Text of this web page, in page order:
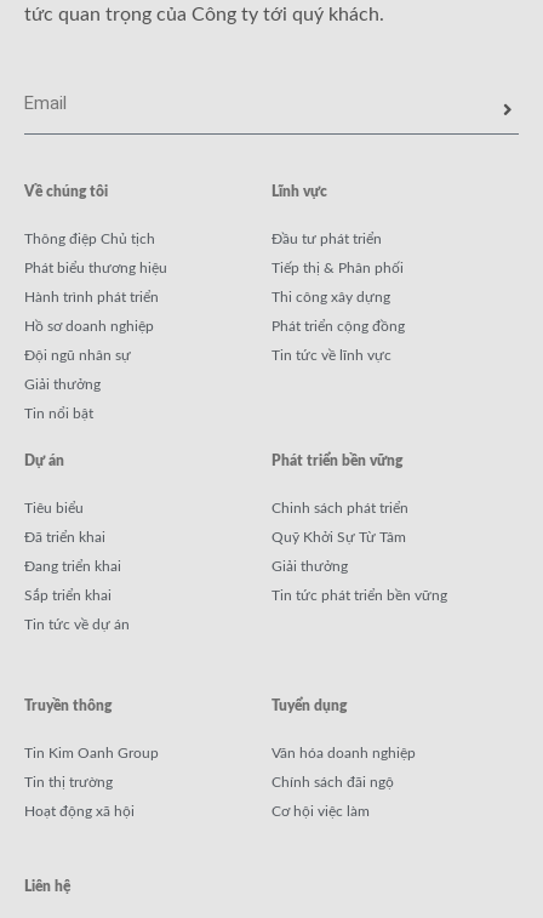
tức quan trọng của Công ty tới quý khách.
Về chúng tôi
Thông điệp Chủ tịch
Phát biểu thương hiệu
Hành trình phát triển
Hồ sơ doanh nghiệp
Đội ngũ nhân sự
Giải thưởng
Tin nổi bật
Lĩnh vực
Đầu tư phát triển
Tiếp thị & Phân phối
Thi công xây dựng
Phát triển cộng đồng
Tin tức về lĩnh vực
Dự án
Tiêu biểu
Đã triển khai
Đang triển khai
Sắp triển khai
Tin tức về dự án
Phát triển bền vững
Chinh sách phát triển
Quỹ Khởi Sự Từ Tâm
Giải thưởng
Tin tức phát triển bền vững
Truyền thông
Tin Kim Oanh Group
Tin thị trường
Hoạt động xã hội
Tuyển dụng
Văn hóa doanh nghiệp
Chính sách đãi ngộ
Cơ hội việc làm
Liên hệ